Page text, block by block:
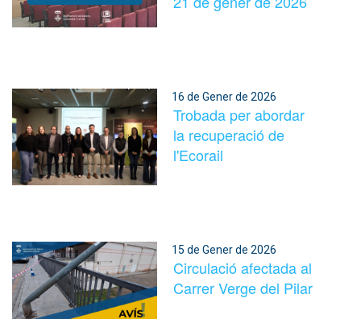
16 de Gener de 2026
Trobada per abordar
la recuperació de
l'Ecorail
15 de Gener de 2026
Circulació afectada al
Carrer Verge del Pilar